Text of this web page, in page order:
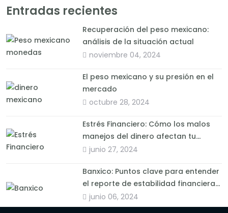
Entradas recientes
Recuperación del peso mexicano:
análisis de la situación actual
noviembre 04, 2024
El peso mexicano y su presión en el
mercado
octubre 28, 2024
Estrés Financiero: Cómo los malos
manejos del dinero afectan tu
bienestar
junio 27, 2024
Banxico: Puntos clave para entender
el reporte de estabilidad financiera
2024
junio 06, 2024